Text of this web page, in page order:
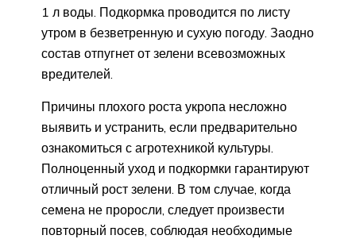
1 л воды. Подкормка проводится по листу
утром в безветренную и сухую погоду. Заодно
состав отпугнет от зелени всевозможных
вредителей.
Причины плохого роста укропа несложно
выявить и устранить, если предварительно
ознакомиться с агротехникой культуры.
Полноценный уход и подкормки гарантируют
отличный рост зелени. В том случае, когда
семена не проросли, следует произвести
повторный посев, соблюдая необходимые